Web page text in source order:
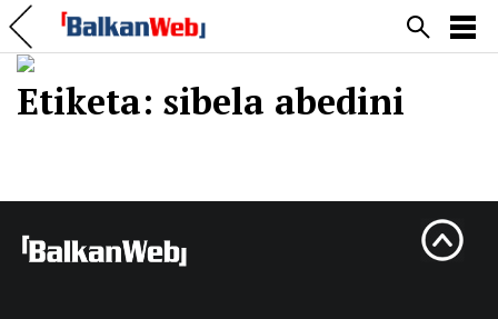
Etiketa: sibela abedini